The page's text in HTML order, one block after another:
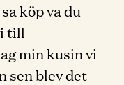
köp va du
till
min kusin vi
sen blev det